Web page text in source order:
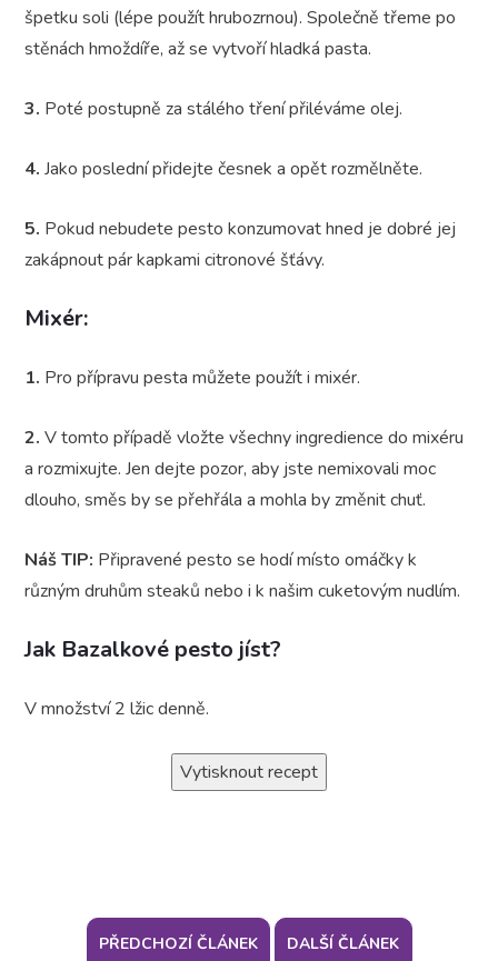
špetku soli (lépe použít hrubozrnou). Společně třeme po
stěnách hmoždíře, až se vytvoří hladká pasta.
3. Poté postupně za stálého tření přiléváme olej.
4. Jako poslední přidejte česnek a opět rozmělněte.
5. Pokud nebudete pesto konzumovat hned je dobré jej
zakápnout pár kapkami citronové šťávy.
Mixér:
1. Pro přípravu pesta můžete použít i mixér.
2. V tomto případě vložte všechny ingredience do mixéru
a rozmixujte. Jen dejte pozor, aby jste nemixovali moc
dlouho, směs by se přehřála a mohla by změnit chuť.
Náš TIP: Připravené pesto se hodí místo omáčky k
různým druhům steaků nebo i k našim cuketovým nudlím.
Jak Bazalkové pesto jíst?
V množství 2 lžic denně.
Vytisknout recept
PŘEDCHOZÍ ČLÁNEK DALŠÍ ČLÁNEK